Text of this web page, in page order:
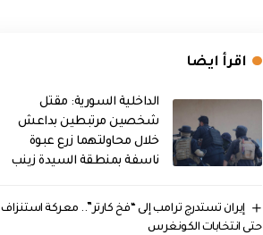
اقرأ ايضا
الداخلية السورية: مقتل
شخصين مرتبطين بداعش
خلال محاولتهما زرع عبوة
ناسفة بمنطقة السيدة زينب
إيران تستدرج ترامب إلى “فخ كارتر”.. معركة استنزاف
حتى انتخابات الكونغرس